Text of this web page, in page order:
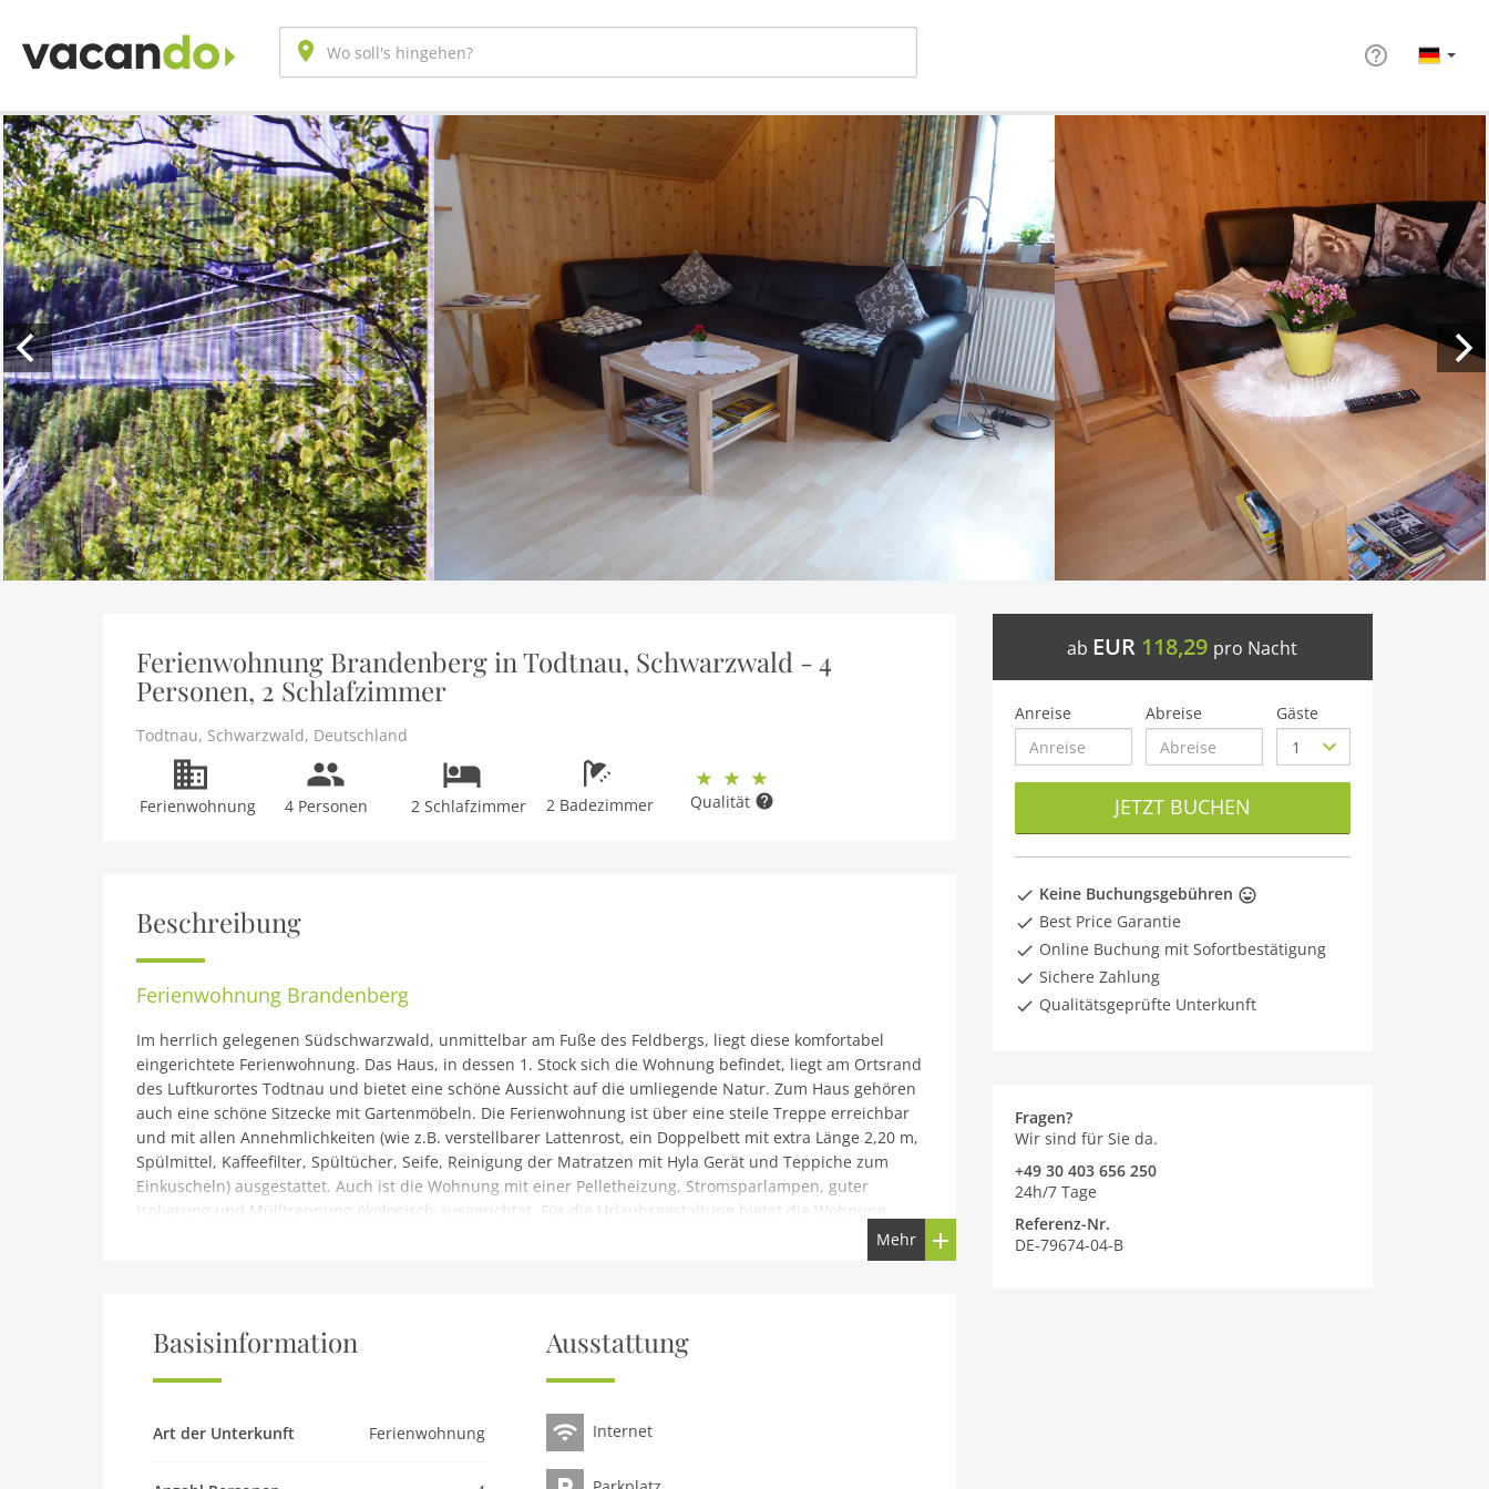
Ferienwohnung Brandenberg in Todtnau, Schwarzwald - 4
Personen, 2 Schlafzimmer
Todtnau, Schwarzwald, Deutschland
Ferienwohnung 4 Personen 2 Schlafzimmer 2 Badezimmer Qualität
Beschreibung
Ferienwohnung Brandenberg
Im herrlich gelegenen Südschwarzwald, unmittelbar am Fuße des Feldbergs, liegt diese komfortabel
eingerichtete Ferienwohnung. Das Haus, in dessen 1. Stock sich die Wohnung befindet, liegt am Ortsrand
des Luftkurortes Todtnau und bietet eine schöne Aussicht auf die umliegende Natur. Zum Haus gehören
auch eine schöne Sitzecke mit Gartenmöbeln. Die Ferienwohnung ist über eine steile Treppe erreichbar
und mit allen Annehmlichkeiten (wie z.B. verstellbarer Lattenrost, ein Doppelbett mit extra Länge 2,20 m,
Spülmittel, Kaffeefilter, Spültücher, Seife, Reinigung der Matratzen mit Hyla Gerät und Teppiche zum
Einkuscheln) ausgestattet. Auch ist die Wohnung mit einer Pelletheizung, Stromsparlampen, guter
Isolierung und Mülltrennung ökologisch ausgerichtet. Für die Urlaubsgestaltung bietet die Wohnung
einen optimalen Ausgangspunkt für alle möglichen Aktivitäten. Die Umgebung ist ideal für Wander- und
Fahrradfreunde. In der Kurtaxe enthalten ist die KONUS-Gästekarte, die zur kostenlosen Benutzung von
sich an: Todtnauer Wasserfall, Schluchsee, Titisee, Feldberg, Blackforestline- Hängebrücke über den
Todtnauer Wasserfall mit eine Länge von 450 Metern- (9 Kilometer Entfernung).
Die Kosten für das Aufladen von Elektro- oder Hybridautos (wenn möglich) richten sich immer nach dem
Mehr
Basisinformation
Art der Unterkunft Ferienwohnung
Ausstattung
Internet
ab EUR 118,29 pro Nacht
Anreise Abreise Gäste
JETZT BUCHEN
Keine Buchungsgebühren
Best Price Garantie
Online Buchung mit Sofortbestätigung
Sichere Zahlung
Qualitätsgeprüfte Unterkunft
Fragen?
Wir sind für Sie da.
+49 30 403 656 250
24h/7 Tage
Referenz-Nr.
DE-79674-04-B